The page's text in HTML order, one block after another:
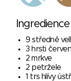
Ingredience
9 středně
3 hrsti
2 mrkve
2 petržele
1 trs hlívy